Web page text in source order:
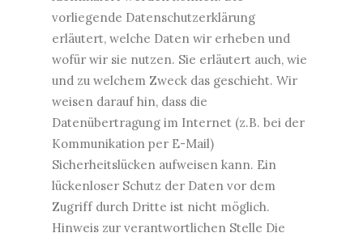
vorliegende Datenschutzerklärung
erläutert, welche Daten wir erheben und
wofür wir sie nutzen. Sie erläutert auch, wie
und zu welchem Zweck das geschieht. Wir
weisen darauf hin, dass die
Datenübertragung im Internet (z.B. bei der
Kommunikation per E-Mail)
Sicherheitslücken aufweisen kann. Ein
lückenloser Schutz der Daten vor dem
Zugriff durch Dritte ist nicht möglich.
Hinweis zur verantwortlichen Stelle Die